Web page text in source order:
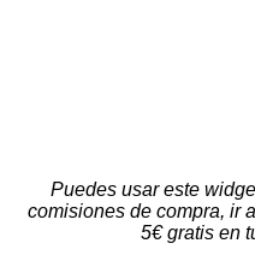
Puedes usar este
comisiones de compra, ir
5€ gratis en